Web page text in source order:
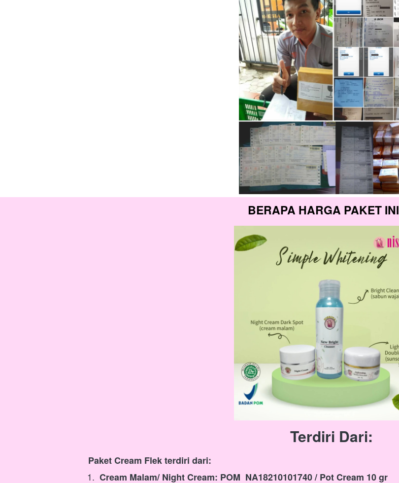
BERAPA HARGA PAKET INI
Terdiri Dari:
Paket Cream Flek terdiri dari:
Cream Malam/ Night Cream: POM  NA18210101740 / Pot Cream 10 gr